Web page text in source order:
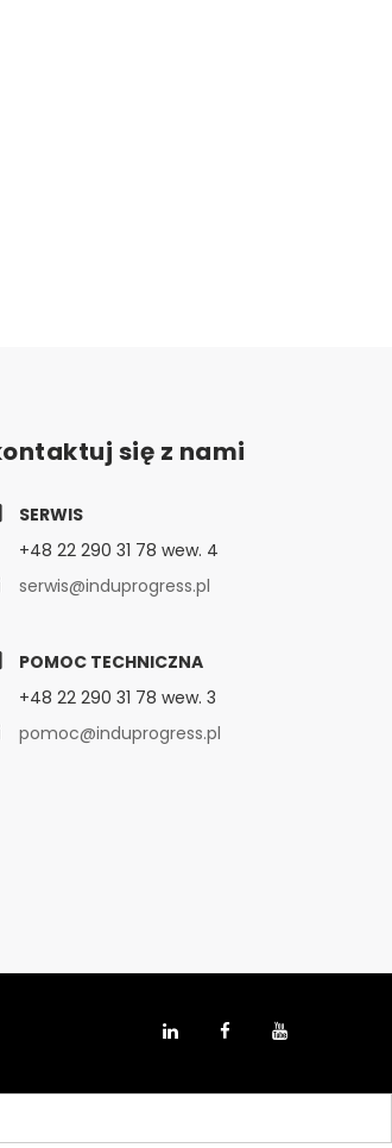
się z nami
SERWIS
+48 22 290 31 78 wew. 4
serwis@induprogress.pl
POMOC TECHNICZNA
+48 22 290 31 78 wew. 3
pomoc@induprogress.pl